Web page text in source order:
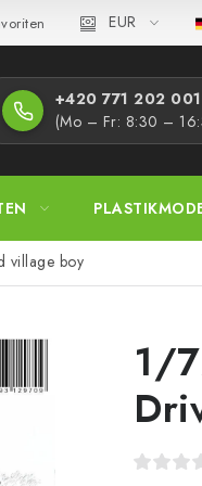
EUR
+420 771 202 001​
(Mo – Fr: 8:30 –
village boy
1/